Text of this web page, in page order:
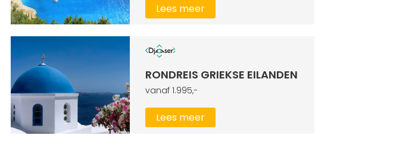
Lees meer
RONDREIS GRIEKSE EILANDEN
vanaf 1.995,-
Lees meer